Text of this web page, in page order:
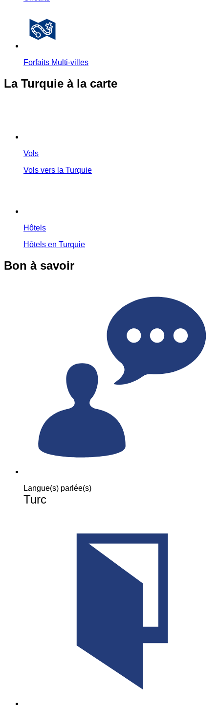
Forfaits Multi-villes
La Turquie à la carte
Vols
Vols vers la Turquie
Hôtels
Hôtels en Turquie
Bon à savoir
Langue(s) parlée(s)
Turc